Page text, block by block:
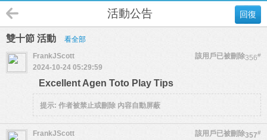
回復
活動公告
雙十節 活動 看全部
356#
FrankJScott
該用戶已被刪除
2024-10-24 05:29:59
Excellent Agen Toto Play Tips
提示: 作者被禁止或刪除 內容自動屏蔽
357#
FrankJScott
該用戶已被刪除